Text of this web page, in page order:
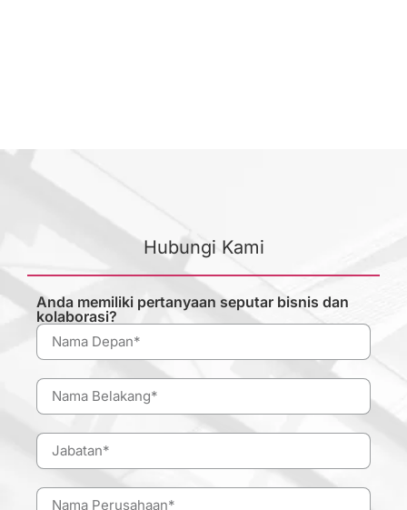
Hubungi Kami
Anda memiliki pertanyaan seputar bisnis dan
kolaborasi?